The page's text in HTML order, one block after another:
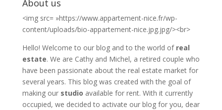
About us
<img src= »https://www.appartement-nice.fr/wp-
content/uploads/bio-appartement-nice.jpg.jpg/><br>
Hello! Welcome to our blog and to the world of real
estate. We are Cathy and Michel, a retired couple who
have been passionate about the real estate market for
several years. This blog was created with the goal of
making our studio available for rent. With it currently
occupied, we decided to activate our blog for you, dear